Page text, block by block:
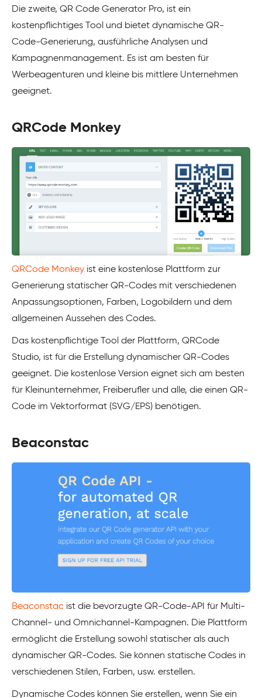
Die zweite, QR Code Generator Pro, ist ein
kostenpflichtiges Tool und bietet dynamische QR-
Code-Generierung, ausführliche Analysen und
Kampagnenmanagement. Es ist am besten für
Werbeagenturen und kleine bis mittlere Unternehmen
geeignet.
QRCode Monkey
QRCode Monkey ist eine kostenlose Plattform zur
Generierung statischer QR-Codes mit verschiedenen
Anpassungsoptionen, Farben, Logobildern und dem
allgemeinen Aussehen des Codes.
Das kostenpflichtige Tool der Plattform, QRCode
Studio, ist für die Erstellung dynamischer QR-Codes
geeignet. Die kostenlose Version eignet sich am besten
für Kleinunternehmer, Freiberufler und alle, die einen QR-
Code im Vektorformat (SVG/EPS) benötigen.
Beaconstac
Beaconstac ist die bevorzugte QR-Code-API für Multi-
Channel- und Omnichannel-Kampagnen. Die Plattform
ermöglicht die Erstellung sowohl statischer als auch
dynamischer QR-Codes. Sie können statische Codes in
verschiedenen Stilen, Farben, usw. erstellen.
Dynamische Codes können Sie erstellen, wenn Sie ein